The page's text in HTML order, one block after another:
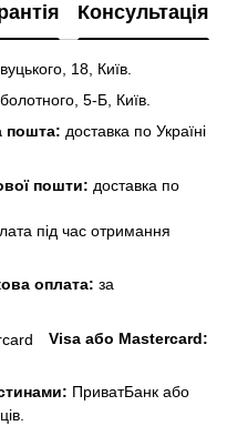
Консультація
18, Київ.
5-Б, Київ.
пошта: доставка по Україні
пошти: доставка по
під час отримання
оплата: за
Visa або Mastercard:
ПриватБанк або